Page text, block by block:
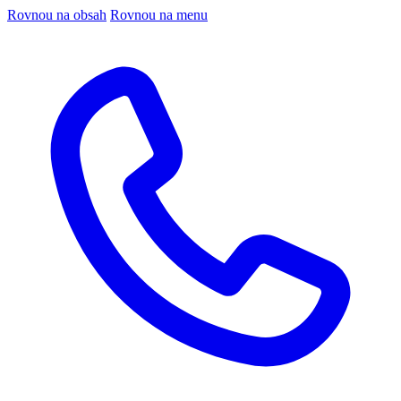
Rovnou na obsah Rovnou na menu